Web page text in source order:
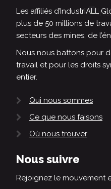
Les affiliés d’IndustriALL
plus de 50 millions de
secteurs des mines, de
Nous nous battons pour
travail et pour les droits
entier.
Qui nous sommes
Ce que nous faisons
Où nous trouver
Nous suivre
Rejoignez le mouvement